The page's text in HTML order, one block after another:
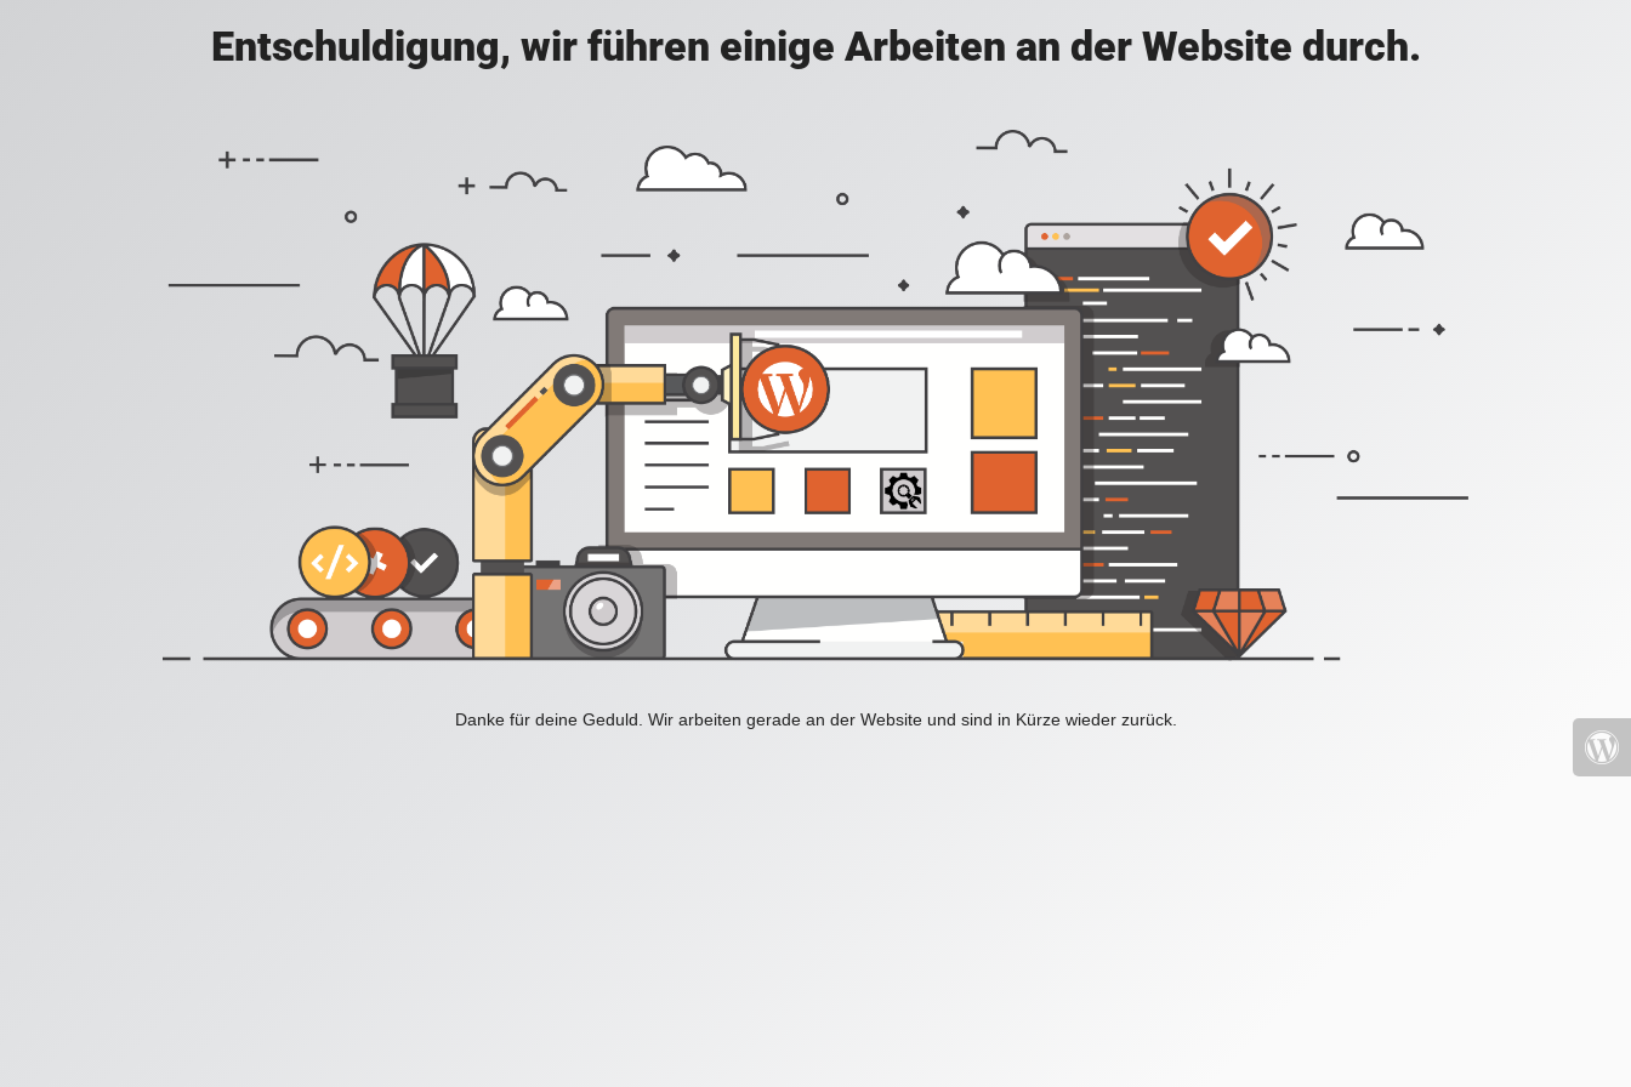
Entschuldigung, wir führen einige Arbeiten an der Website durch.
Danke für deine Geduld. Wir arbeiten gerade an der Website und sind in Kürze wieder zurück.